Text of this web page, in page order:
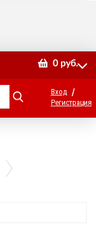
0 руб.
Вход /
Регистрация